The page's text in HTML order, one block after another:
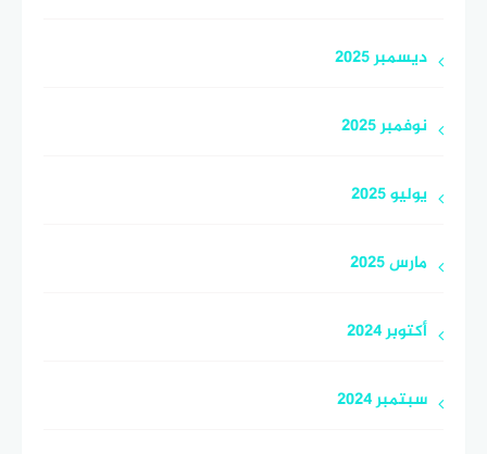
ديسمبر 2025
نوفمبر 2025
يوليو 2025
مارس 2025
أكتوبر 2024
سبتمبر 2024